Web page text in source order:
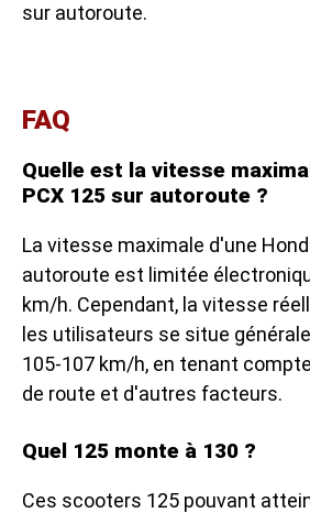
sur autoroute.
FAQ
Quelle est la vitesse
PCX 125 sur autoroute ?
La vitesse maximale d'une
autoroute est limitée
km/h. Cependant, la vitesse
les utilisateurs se situe
105-107 km/h, en tenant
de route et d'autres facteurs.
Quel 125 monte à 130 ?
Ces scooters 125 pouvant